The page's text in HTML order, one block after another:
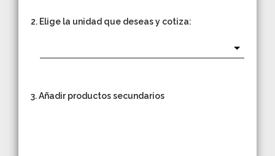
2. Elige la unidad que deseas y cotiza:
3. Añadir productos secundarios